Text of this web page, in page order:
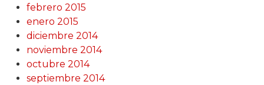
febrero 2015
enero 2015
diciembre 2014
noviembre 2014
octubre 2014
septiembre 2014